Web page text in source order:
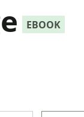
EBOOK